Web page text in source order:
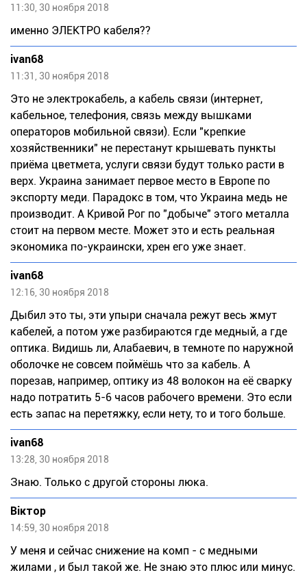
11:30, 30 ноября 2018
именно ЭЛЕКТРО кабеля??
ivan68
11:31, 30 ноября 2018
Это не электрокабель, а кабель связи (интернет,
кабельное, телефония, связь между вышками
операторов мобильной связи). Если "крепкие
хозяйственники" не перестанут крышевать пункты
приёма цветмета, услуги связи будут только расти в
верх. Украина занимает первое место в Европе по
экспорту меди. Парадокс в том, что Украина медь не
производит. А Кривой Рог по "добыче" этого металла
стоит на первом месте. Может это и есть реальная
экономика по-украински, хрен его уже знает.
ivan68
12:16, 30 ноября 2018
Дыбил это ты, эти упыри сначала режут весь жмут
кабелей, а потом уже разбираются где медный, а где
оптика. Видишь ли, Алабаевич, в темноте по наружной
оболочке не совсем поймёшь что за кабель. А
порезав, например, оптику из 48 волокон на её сварку
надо потратить 5-6 часов рабочего времени. Это если
есть запас на перетяжку, если нету, то и того больше.
ivan68
13:28, 30 ноября 2018
Знаю. Только с другой стороны люка.
Віктор
14:59, 30 ноября 2018
У меня и сейчас снижение на комп - с медными
жилами , и был такой же. Не знаю это плюс или минус.